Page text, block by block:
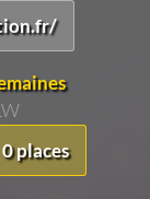
0 places